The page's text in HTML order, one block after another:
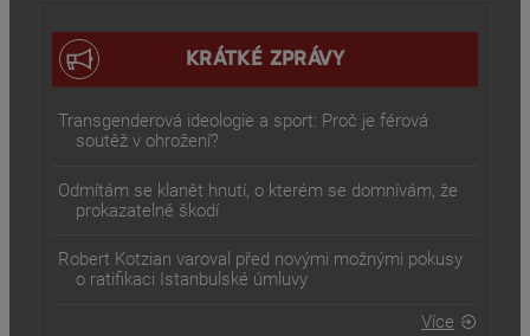
KRÁTKÉ ZPRÁVY
Transgenderová ideologie a sport: Proč je férová
soutěž v ohrožení?
Odmítám se klanět hnutí, o kterém se domnívám, že
prokazatelně škodí
Robert Kotzian varoval před novými možnými pokusy
o ratifikaci Istanbulské úmluvy
Více